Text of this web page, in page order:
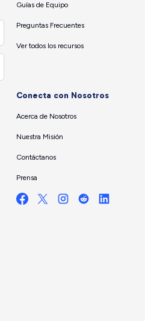
Guías de Equipo
Preguntas Frecuentes
Ver todos los recursos
Conecta con Nosotros
Acerca de Nosotros
Nuestra Misión
Contáctanos
Prensa